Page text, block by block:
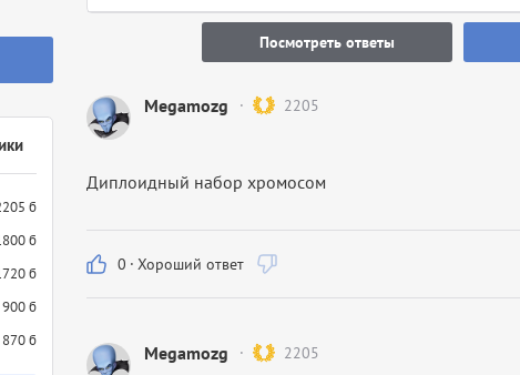
б
б
б
900 б
870 б
Посмотреть ответы
Megamozg 2205
Диплоидный набор хромосом
0 · Хороший ответ
Megamozg 2205